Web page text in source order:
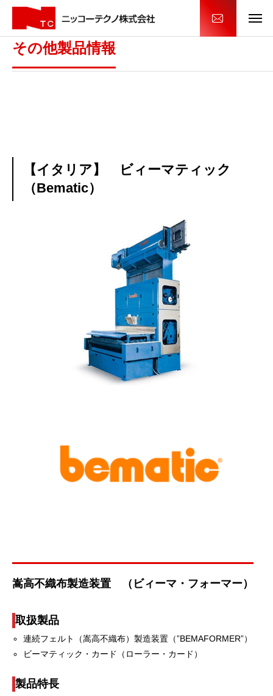
その他製品情報
【イタリア】 ビィーマティック
（Bematic）
嵩高不織布製造装置 （ビィーマ・フォーマー）
取扱製品
連続フェルト（嵩高不織布）製造装置（”BEMAFORMER”）
ビーマティック・カード（ローラー・カード）
製品特長